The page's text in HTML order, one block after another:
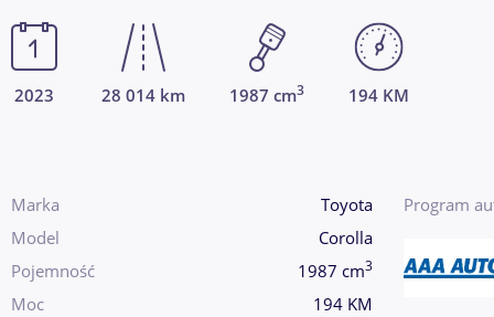
2023 28 014 km 1987 cm3 194 KM
Marka
Toyota
Model
Corolla
Pojemność
1987 cm3
Moc
194 KM
Program